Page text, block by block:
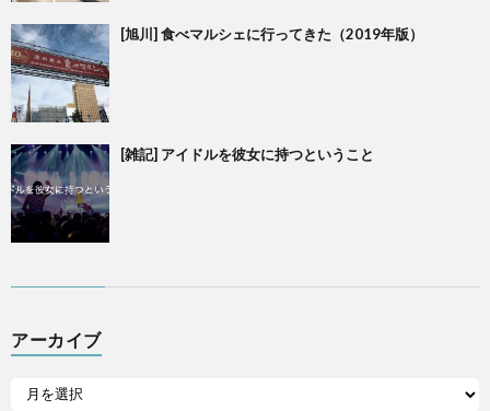
[旭川] 食べマルシェに行ってきた（2019年版）
[雑記] アイドルを彼女に持つということ
アーカイブ